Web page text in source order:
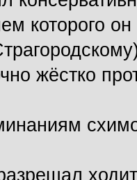
которого
жёстко